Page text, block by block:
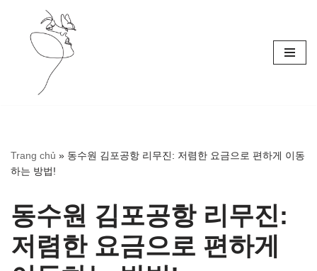
Skip
Trang chủ » 동수원 김포공항 리무진: 저렴한 요금으로 편하게 이동
하는 방법!
동수원 김포공항 리무진:
저렴한 요금으로 편하게